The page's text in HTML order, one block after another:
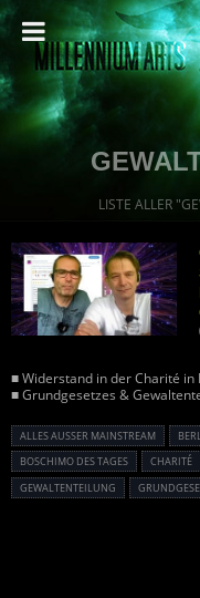
LISTE ALLER
■ Widerstand in der Charité in
■ Grundgesetzes &
ALLES AUSSER MAINSTREAM
BOSCHIMO DES TAGES
CHARITÉ
GEWALTENTEILUNG